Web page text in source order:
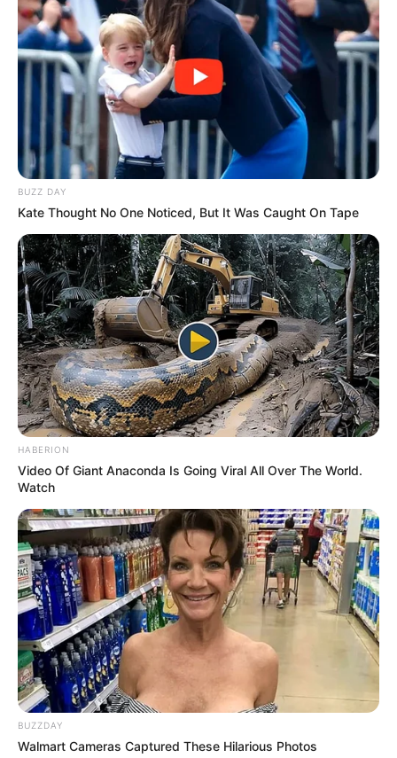
BUZZ DAY
Kate Thought No One Noticed, But It Was Caught On Tape
HABERION
Video Of Giant Anaconda Is Going Viral All Over The World.
Watch
BUZZDAY
Walmart Cameras Captured These Hilarious Photos